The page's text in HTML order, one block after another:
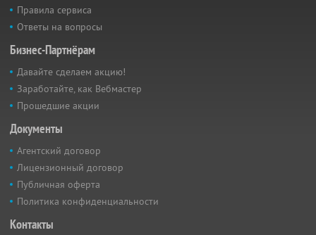
Правила сервиса
Ответы на вопросы
Бизнес-Партнёрам
Давайте сделаем акцию!
Заработайте, как Вебмастер
Прошедшие акции
Документы
Агентский договор
Лицензионный договор
Публичная оферта
Политика конфиденциальности
Контакты